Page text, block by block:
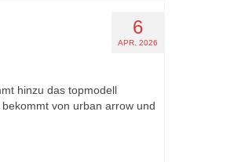
6
APR. 2026
hinzu das topmodell
von urban arrow und